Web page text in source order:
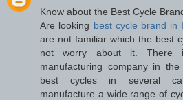
Know about the Best Cycle
Are looking best cycle brand in
are not familiar which the best
not worry about it. There
manufacturing company in
best cycles in several
manufacture a wide range of